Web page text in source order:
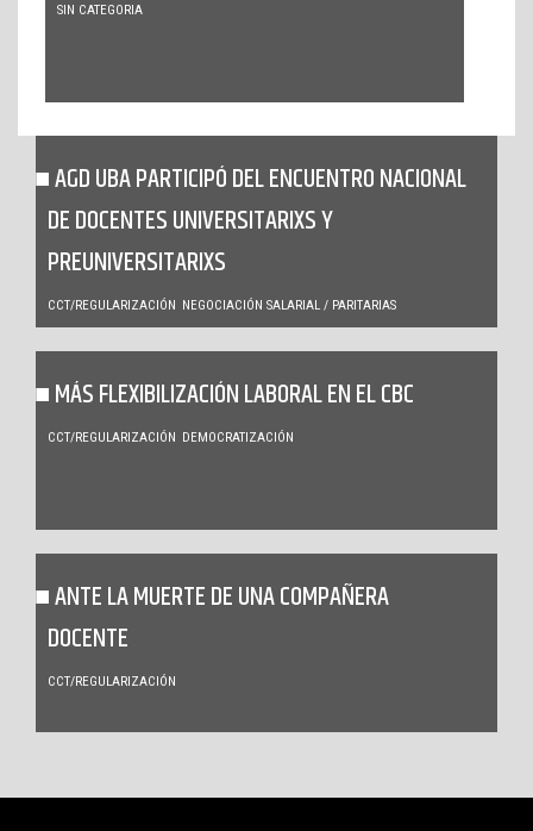
SIN CATEGORIA
AGD UBA PARTICIPÓ DEL ENCUENTRO NACIONAL
DE DOCENTES UNIVERSITARIXS Y
PREUNIVERSITARIXS
CCT/REGULARIZACIÓN NEGOCIACIÓN SALARIAL / PARITARIAS
MÁS FLEXIBILIZACIÓN LABORAL EN EL CBC
CCT/REGULARIZACIÓN DEMOCRATIZACIÓN
ANTE LA MUERTE DE UNA COMPAÑERA
DOCENTE
CCT/REGULARIZACIÓN